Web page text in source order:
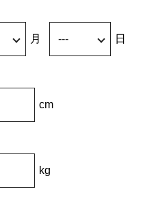
月 日
cm
kg